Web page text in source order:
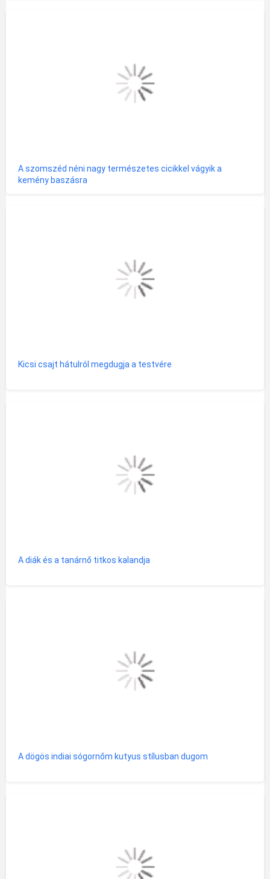
A szomszéd néni nagy természetes cicikkel vágyik a
kemény baszásra
Kicsi csajt hátulról megdugja a testvére
A diák és a tanárnő titkos kalandja
A dögös indiai sógornőm kutyus stílusban dugom